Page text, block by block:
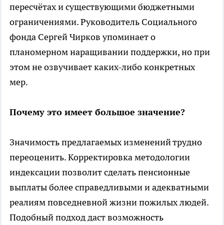
пересчётах и существующими бюджетными
ограничениями. Руководитель Социального
фонда Сергей Чирков упоминает о
планомерном наращивании поддержки, но при
этом не озвучивает каких-либо конкретных
мер.
Почему это имеет большое значение?
Значимость предлагаемых изменений трудно
переоценить. Корректировка методологии
индексации позволит сделать пенсионные
выплаты более справедливыми и адекватными
реалиям повседневной жизни пожилых людей.
Подобный подход даст возможность